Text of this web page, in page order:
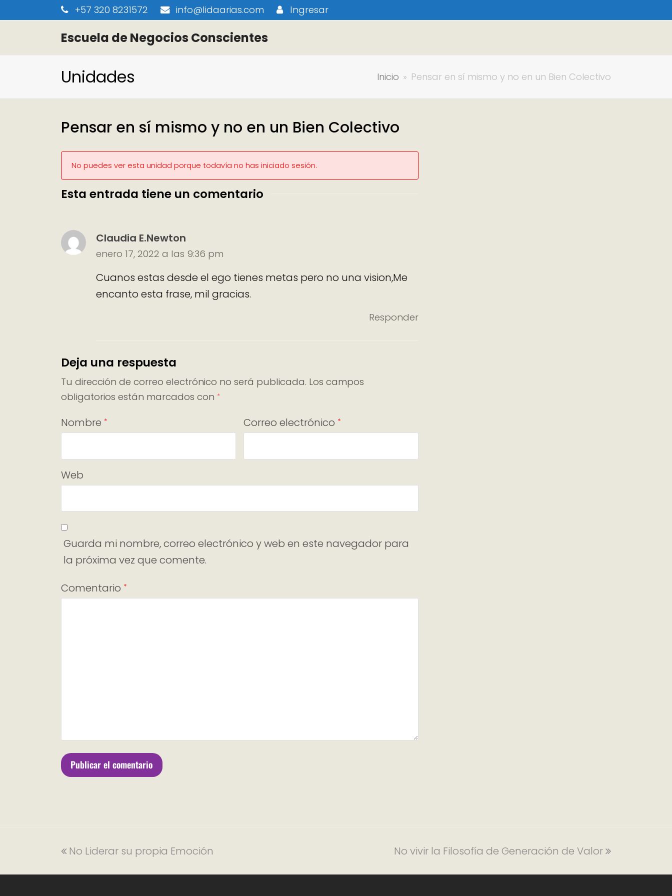
+57 320 8231572 info@lidaarias.com Ingresar
Escuela de Negocios Conscientes
Unidades Inicio » Pensar en sí mismo y no en un Bien Colectivo
Pensar en sí mismo y no en un Bien Colectivo
No puedes ver esta unidad porque todavía no has iniciado sesión.
Esta entrada tiene un comentario
Claudia E.Newton
enero 17, 2022 a las 9:36 pm
Cuanos estas desde el ego tienes metas pero no una vision,Me
encanto esta frase, mil gracias.
Responder
Deja una respuesta
Tu dirección de correo electrónico no será publicada. Los campos
obligatorios están marcados con *
Nombre * Correo electrónico *
Web
Guarda mi nombre, correo electrónico y web en este navegador para
la próxima vez que comente.
Comentario *
No Liderar su propia Emoción No vivir la Filosofía de Generación de Valor